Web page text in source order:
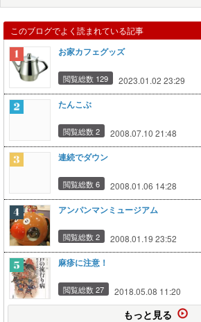
このブログでよく読まれている記事
お家カフェグッズ
閲覧総数 129 2023.01.02 23:29
たんこぶ
閲覧総数 2 2008.07.10 21:48
連続でダウン
閲覧総数 6 2008.01.06 14:28
アンパンマンミュージアム
閲覧総数 2 2008.01.19 23:52
麻疹に注意！
閲覧総数 27 2018.05.08 11:20
もっと見る